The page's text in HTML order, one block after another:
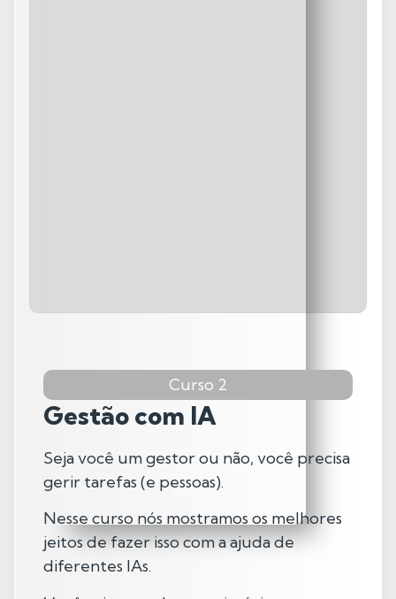
Curso 2
Gestão com IA
Seja você um gestor ou não, você precisa
gerir tarefas (e pessoas).
Nesse curso nós mostramos os melhores
jeitos de fazer isso com a ajuda de
diferentes IAs.